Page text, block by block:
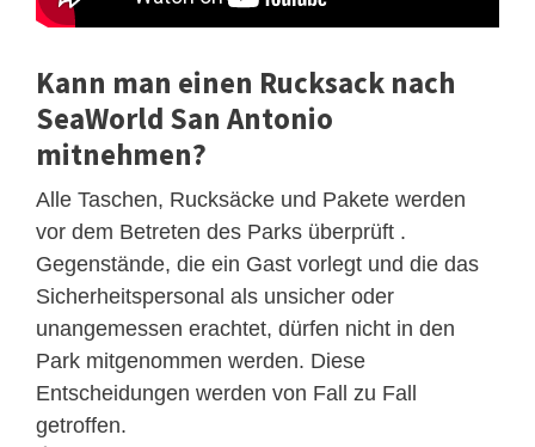
Kann man einen Rucksack nach
SeaWorld San Antonio
mitnehmen?
Alle Taschen, Rucksäcke und Pakete werden
vor dem Betreten des Parks überprüft .
Gegenstände, die ein Gast vorlegt und die das
Sicherheitspersonal als unsicher oder
unangemessen erachtet, dürfen nicht in den
Park mitgenommen werden. Diese
Entscheidungen werden von Fall zu Fall
getroffen.